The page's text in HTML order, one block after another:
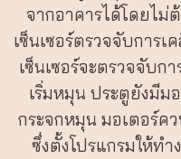
จากอาคารได้โดยไม่
เซ็นเซอร์ตรวจจับการเ
เซ็นเซอร์จะตรวจจับก
เริ่มหมุน ประตูยังมีม
กระจกหมุน มอเตอร์ค
ซึ่งตั้งโปรแกรมให้ท